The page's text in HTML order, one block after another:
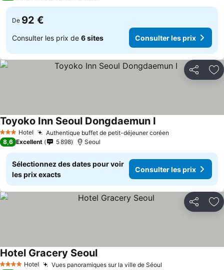
De 92 €
Consulter les prix de 6 sites Consulter les prix
Partager
3 ÉtoilesHotel Authentique buffet de petit-déjeuner coréen
Toyoko Inn Seoul Dongdaemun I
8,6 Excellent 5 898 Seoul
Sélectionnez des dates pour voir
les prix exacts
Consulter les prix
Partager
4 Étoiles Hotel Vues panoramiques sur la ville de Séoul
Hotel Gracery SeoulConsulter les prix